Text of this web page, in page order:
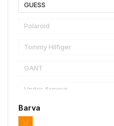
GUESS
Polaroid
Tommy Hilfiger
GANT
Under Armour
Privé Revaux
Barva